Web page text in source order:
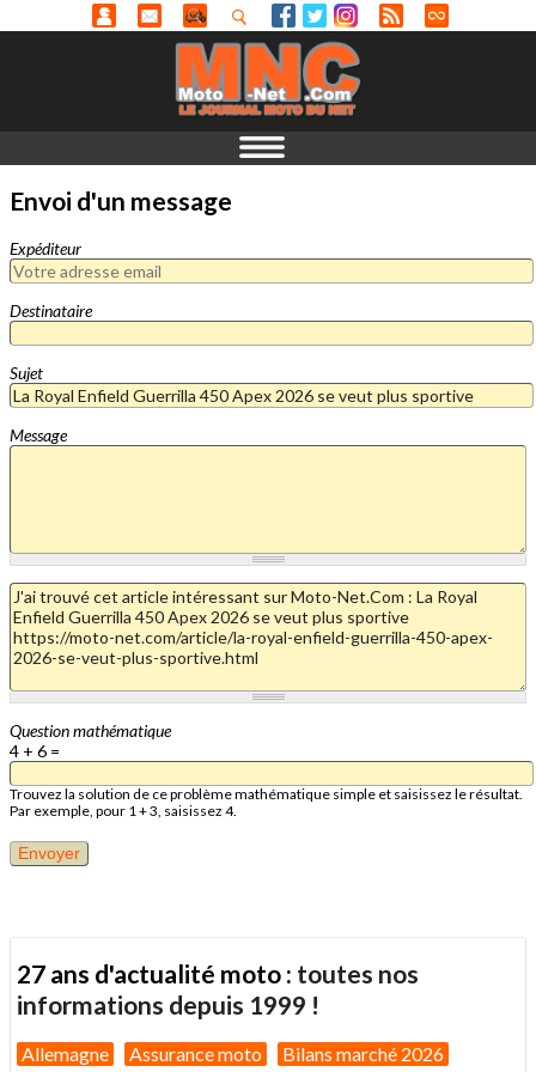
Envoi d'un message
Expéditeur
Destinataire
Sujet
Message
Question mathématique
4 + 6 =
Trouvez la solution de ce problème mathématique simple et saisissez le résultat.
Par exemple, pour 1 + 3, saisissez 4.
27 ans d'actualité moto : toutes nos
informations depuis 1999 !
Allemagne Assurance moto Bilans marché 2026